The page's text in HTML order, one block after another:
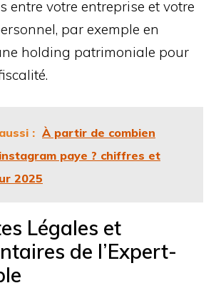
entre votre entreprise et votre
par exemple en
holding patrimoniale pour
: À partir de combien
paye ? chiffres et
2025
Légales et
de l’Expert-